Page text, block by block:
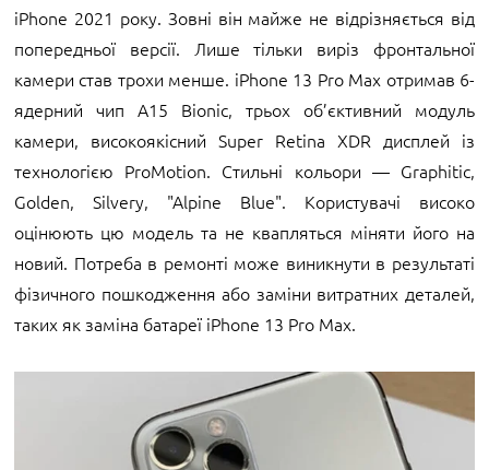
iPhone 2021 року. Зовні він майже не відрізняється від
попередньої версії. Лише тільки виріз фронтальної
камери став трохи менше. iPhone 13 Pro Max отримав 6-
ядерний чип A15 Bionic, трьох об’єктивний модуль
камери, високоякісний Super Retina XDR дисплей із
технологією ProMotion. Стильні кольори — Graphitic,
Golden, Silvery, "Alpine Blue". Користувачі високо
оцінюють цю модель та не квапляться міняти його на
новий. Потреба в ремонті може виникнути в результаті
фізичного пошкодження або заміни витратних деталей,
таких як заміна батареї iPhone 13 Pro Max.